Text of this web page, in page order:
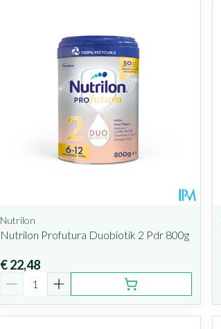
Nutrilon
Nutrilon Profutura Duobiotik 2 Pdr 800g
€ 22,48